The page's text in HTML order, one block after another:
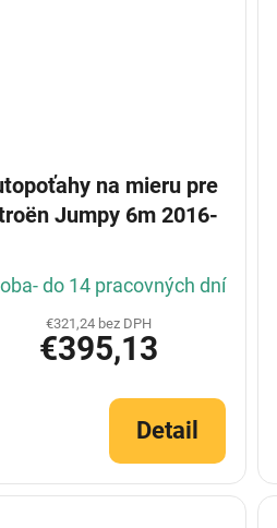
na mieru pre
Jumpy 6m 2016-
do 14 pracovných dní
€321,24 bez DPH
€395,13
Detail